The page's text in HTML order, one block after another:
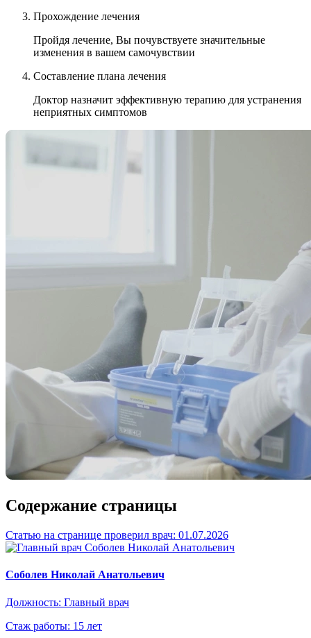
Прохождение лечения
Пройдя лечение, Вы почувствуете значительные
изменения в вашем самочувствии
Составление плана лечения
Доктор назначит эффективную терапию для устранения
неприятных симптомов
Содержание страницы
Статью на странице проверил врач: 01.07.2026
Соболев Николай Анатольевич
Должность: Главный врач
Стаж работы: 15 лет